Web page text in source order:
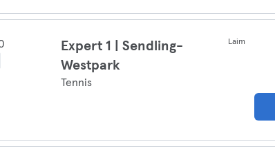
Expert 1 | Sendling-
Westpark
Tennis
Laim